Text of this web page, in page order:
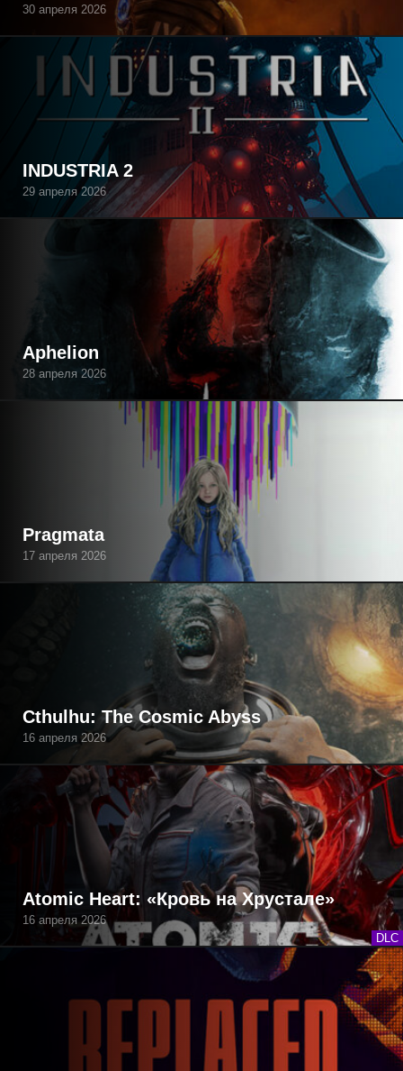
30 апреля 2026
INDUSTRIA 2
29 апреля 2026
Aphelion
28 апреля 2026
Pragmata
17 апреля 2026
Cthulhu: The Cosmic Abyss
16 апреля 2026
DLC
Atomic Heart: «Кровь на Хрустале»
16 апреля 2026